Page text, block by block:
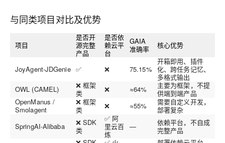
与同类项目对比及优势
项目
是否开
源完整
产品
是否依
赖云平
台
GAIA
准确率
核心优势
JoyAgent‑JDGenie ✅ ❌ 75.15%
开箱即用、插件
化、跨任务记忆、
多格式输出
OWL (CAMEL)
❌ 框架
类
❌ ≈64%
主要为框架，不提
供端到端产品
OpenManus /
Smolagent
❌ 框架
类
❌ ≈55%
需要自定义开发，
部署复杂
SpringAI-Alibaba
❌ SDK
类
✅ 阿
里云百
炼
—
依赖平台，不自成
完整产品